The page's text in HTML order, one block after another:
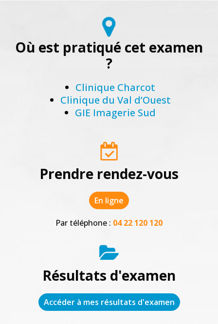
Où est pratiqué cet examen
?
Clinique Charcot
Clinique du Val d’Ouest
GIE Imagerie Sud
Prendre rendez-vous
En ligne
Par téléphone : 04 22 120 120
Résultats d'examen
Accéder à mes résultats d'examen